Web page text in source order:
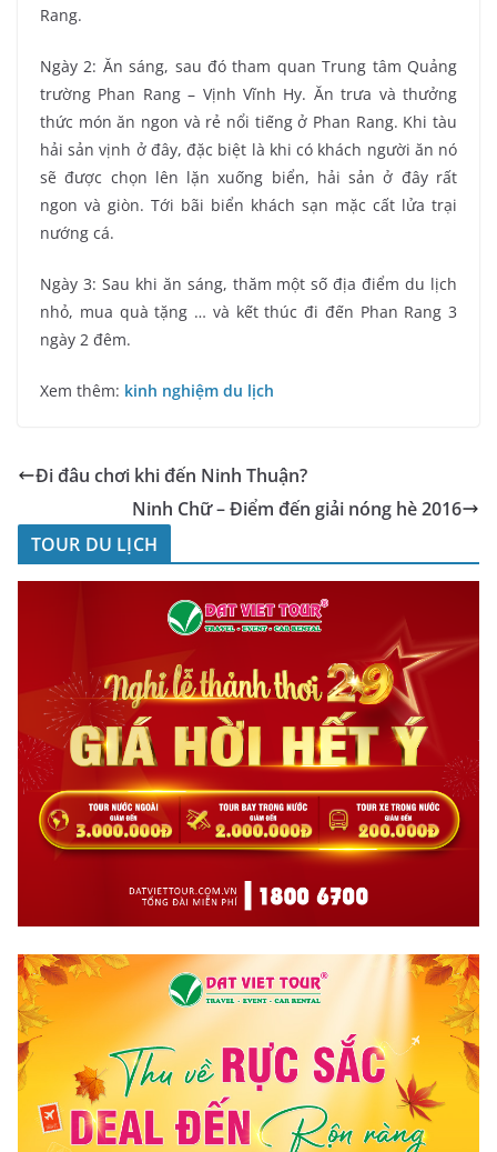
Rang.
Ngày 2: Ăn sáng, sau đó tham quan Trung tâm Quảng
trường Phan Rang – Vịnh Vĩnh Hy. Ăn trưa và thưởng
thức món ăn ngon và rẻ nổi tiếng ở Phan Rang. Khi tàu
hải sản vịnh ở đây, đặc biệt là khi có khách người ăn nó
sẽ được chọn lên lặn xuống biển, hải sản ở đây rất
ngon và giòn. Tới bãi biển khách sạn mặc cất lửa trại
nướng cá.
Ngày 3: Sau khi ăn sáng, thăm một số địa điểm du lịch
nhỏ, mua quà tặng … và kết thúc đi đến Phan Rang 3
ngày 2 đêm.
Xem thêm: kinh nghiệm du lịch
Đi đâu chơi khi đến Ninh Thuận?
Ninh Chữ – Điểm đến giải nóng hè 2016
TOUR DU LỊCH